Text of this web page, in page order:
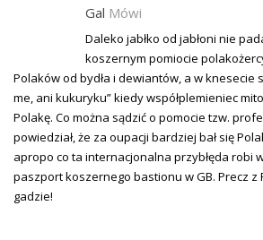
Gal Mówi
Daleko jabłko od jabłoni nie
koszernym pomiocie
Polaków od bydła i dewiantów, a w knesecie
me, ani kukuryku” kiedy współplemieniec
Polakę. Co można sądzić o pomocie tzw.
powiedział, że za oupacji bardziej bał się
apropo co ta internacjonalna przybłęda robi
paszport koszernego bastionu w GB. Precz z
gadzie!